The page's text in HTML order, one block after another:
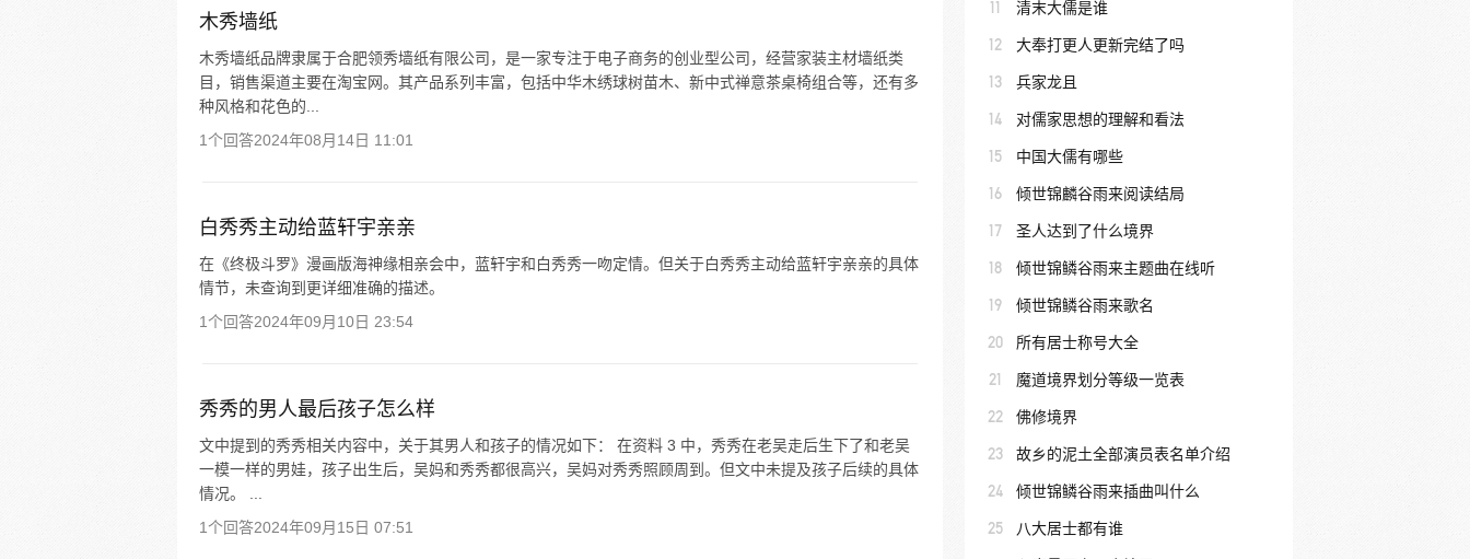
木秀墙纸
木秀墙纸品牌隶属于合肥领秀墙纸有限公司，是一家专注于电子商务的创业型公司，经营家装主材墙纸类
目，销售渠道主要在淘宝网。其产品系列丰富，包括中华木绣球树苗木、新中式禅意茶桌椅组合等，还有多
种风格和花色的...
1个回答2024年08月14日 11:01
白秀秀主动给蓝轩宇亲亲
在《终极斗罗》漫画版海神缘相亲会中，蓝轩宇和白秀秀一吻定情。但关于白秀秀主动给蓝轩宇亲亲的具体
情节，未查询到更详细准确的描述。
1个回答2024年09月10日 23:54
秀秀的男人最后孩子怎么样
文中提到的秀秀相关内容中，关于其男人和孩子的情况如下： 在资料 3 中，秀秀在老吴走后生下了和老吴
一模一样的男娃，孩子出生后，吴妈和秀秀都很高兴，吴妈对秀秀照顾周到。但文中未提及孩子后续的具体
情况。 ...
1个回答2024年09月15日 07:51
11 清末大儒是谁
12 大奉打更人更新完结了吗
13 兵家龙且
14 对儒家思想的理解和看法
15 中国大儒有哪些
16 倾世锦麟谷雨来阅读结局
17 圣人达到了什么境界
18 倾世锦鳞谷雨来主题曲在线听
19 倾世锦鳞谷雨来歌名
20 所有居士称号大全
21 魔道境界划分等级一览表
22 佛修境界
23 故乡的泥土全部演员表名单介绍
24 倾世锦鳞谷雨来插曲叫什么
25 八大居士都有谁